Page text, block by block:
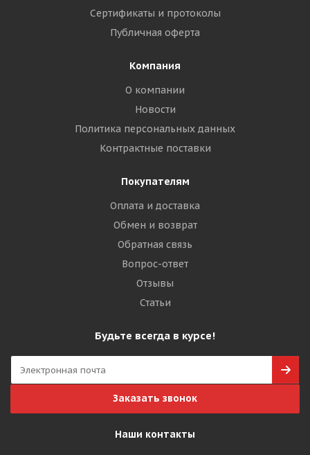
Сертификаты и протоколы
Публичная оферта
Компания
О компании
Новости
Политика персональных данных
Контрактные поставки
Покупателям
Оплата и доставка
Обмен и возврат
Обратная связь
Вопрос-ответ
Отзывы
Статьи
Будьте всегда в курсе!
Заказать звонок
Наши контакты